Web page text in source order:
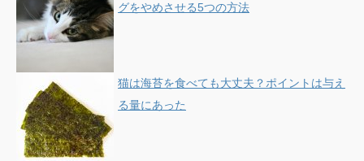
グをやめさせる5つの方法
猫は海苔を食べても大丈夫？ポイントは与え
る量にあった